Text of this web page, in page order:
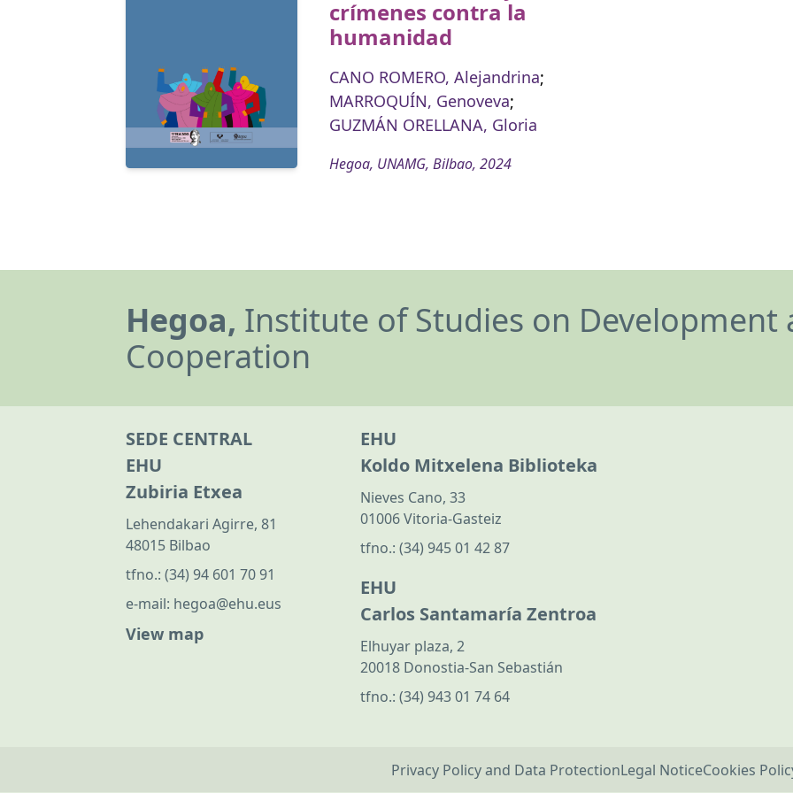
crímenes contra la
humanidad
CANO ROMERO, Alejandrina;
MARROQUÍN, Genoveva;
GUZMÁN ORELLANA, Gloria
Hegoa, UNAMG, Bilbao, 2024
Hegoa, Institute of Studies on
Cooperation
SEDE CENTRAL
EHU
Zubiria Etxea
Lehendakari Agirre, 81
48015 Bilbao
tfno.: (34) 94 601 70 91
e-mail: hegoa@ehu.eus
View map
EHU
Koldo Mitxelena Biblioteka
Nieves Cano, 33
01006 Vitoria-Gasteiz
tfno.: (34) 945 01 42 87
EHU
Carlos Santamaría Zentroa
Elhuyar plaza, 2
20018 Donostia-San Sebastián
tfno.: (34) 943 01 74 64
Privacy Policy and Data ProtectionLegal NoticeCookies